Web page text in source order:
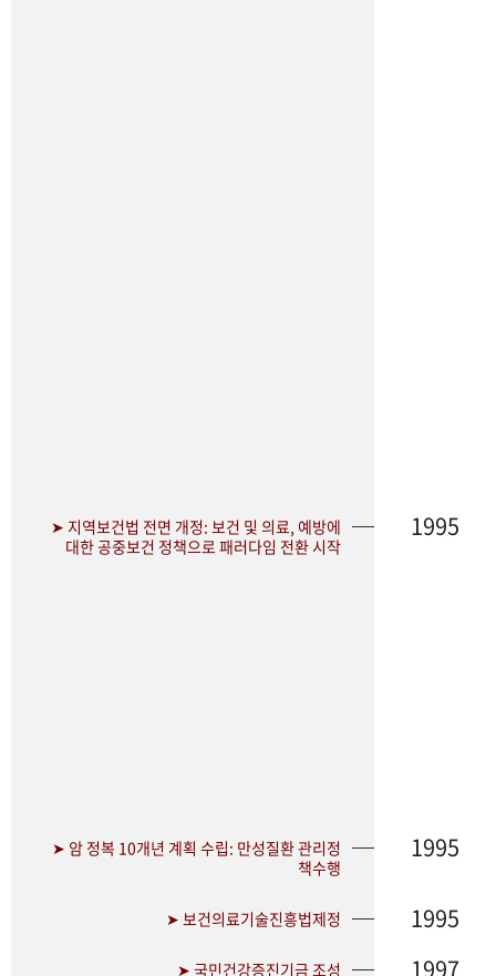
➤ 지역보건법 전면 개정: 보건 및 의료, 예방에
대한 공중보건 정책으로 패러다임 전환 시작
1995
➤ 암 정복 10개년 계획 수립: 만성질환 관리정
책수행
1995
➤ 보건의료기술진흥법제정 1995
➤ 국민건강증진기금 조성 1997